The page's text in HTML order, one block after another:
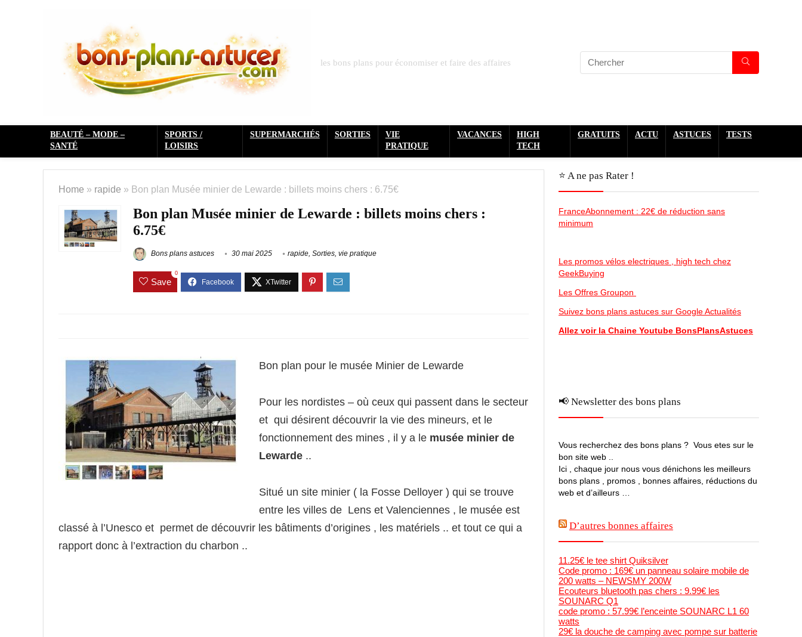
les bons plans pour économiser et faire des affaires
BEAUTÉ – MODE –
SANTÉ
SPORTS /
LOISIRS
SUPERMARCHÉS SORTIES
VIE
PRATIQUE
VACANCES
HIGH
TECH
GRATUITS ACTU ASTUCES TESTS
Home » rapide » Bon plan Musée minier de Lewarde : billets moins chers : 6.75€
Bon plan Musée minier de Lewarde : billets moins chers :
6.75€
Bons plans astuces 30 mai 2025 rapide, Sorties, vie pratique
Save
0
Bon plan pour le musée Minier de Lewarde
Pour les nordistes – où ceux qui passent dans le secteur
et qui désirent découvrir la vie des mineurs, et le
fonctionnement des mines , il y a le musée minier de
Lewarde ..
Situé un site minier ( la Fosse Delloyer ) qui se trouve
entre les villes de Lens et Valenciennes , le musée est
classé à l’Unesco et permet de découvrir les bâtiments d’origines , les matériels .. et tout ce qui a
rapport donc à l’extraction du charbon ..
⭐️ A ne pas Rater !
FranceAbonnement : 22€ de réduction sans
minimum
Les promos vélos electriques , high tech chez
GeekBuying
Les Offres Groupon
Suivez bons plans astuces sur Google Actualités
Allez voir la Chaine Youtube BonsPlansAstuces
📢 Newsletter des bons plans
Vous recherchez des bons plans ? Vous etes sur le
bon site web ..
Ici , chaque jour nous vous dénichons les meilleurs
bons plans , promos , bonnes affaires, réductions du
web et d’ailleurs …
D’autres bonnes affaires
11.25€ le tee shirt Quiksilver
Code promo : 169€ un panneau solaire mobile de
200 watts – NEWSMY 200W
Ecouteurs bluetooth pas chers : 9.99€ les
SOUNARC Q1
code promo : 57.99€ l’enceinte SOUNARC L1 60
watts
29€ la douche de camping avec pompe sur batterie